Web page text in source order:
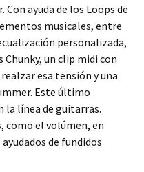
ayuda de los Loops de
musicales, entre
personalizada,
un clip midi con
esa tensión y una
Este último
la línea de guitarras.
como el volúmen, en
de fundidos